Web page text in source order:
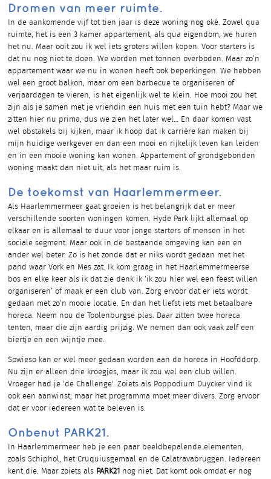
Dromen van meer ruimte.
In de aankomende vijf tot tien jaar is deze woning nog oké. Zowel qua
ruimte, het is een 3 kamer appartement, als qua eigendom, we huren
het nu. Maar ooit zou ik wel iets groters willen kopen. Voor starters is
dat nu nog niet te doen. We worden met tonnen overboden. Maar zo’n
appartement waar we nu in wonen heeft ook beperkingen. We hebben
wel een groot balkon, maar om een barbecue te organiseren of
verjaardagen te vieren, is het eigenlijk wel te klein. Hoe mooi zou het
zijn als je samen met je vriendin een huis met een tuin hebt? Maar we
zitten hier nu prima, dus we zien het later wel… En daar komen vast
wel obstakels bij kijken, maar ik hoop dat ik carrière kan maken bij
mijn huidige werkgever en dan een mooi en rijkelijk leven kan leiden
en in een mooie woning kan wonen. Appartement of grondgebonden
woning maakt dan niet uit, als het maar ruim is.
De toekomst van Haarlemmermeer.
Als Haarlemmermeer gaat groeien is het belangrijk dat er meer
verschillende soorten woningen komen. Hyde Park lijkt allemaal op
elkaar en is allemaal te duur voor jonge starters of mensen in het
sociale segment. Maar ook in de bestaande omgeving kan een en
ander wel beter. Zo is het zonde dat er niks wordt gedaan met het
pand waar Vork en Mes zat. Ik kom graag in het Haarlemmermeerse
bos en elke keer als ik dat zie denk ik ‘ik zou hier wel een feest willen
organiseren’ of maak er een club van. Zorg ervoor dat er iets wordt
gedaan met zo’n mooie locatie. En dan het liefst iets met betaalbare
horeca. Neem nou de Toolenburgse plas. Daar zitten twee horeca
tenten, maar die zijn aardig prijzig. We nemen dan ook vaak zelf een
biertje en een wijntje mee.
Sowieso kan er wel meer gedaan worden aan de horeca in Hoofddorp.
Nu zijn er alleen drie kroegjes, maar ik zou wel een club willen.
Vroeger had je 'de Challenge'. Zoiets als Poppodium Duycker vind ik
ook een aanwinst, maar het programma moet meer divers. Zorg ervoor
dat er voor iedereen wat te beleven is.
Onbenut PARK21.
In Haarlemmermeer heb je een paar beeldbepalende elementen,
zoals Schiphol, het Cruquiusgemaal en de Calatravabruggen. Iedereen
kent die. Maar zoiets als PARK21 nog niet. Dat komt ook omdat er nog